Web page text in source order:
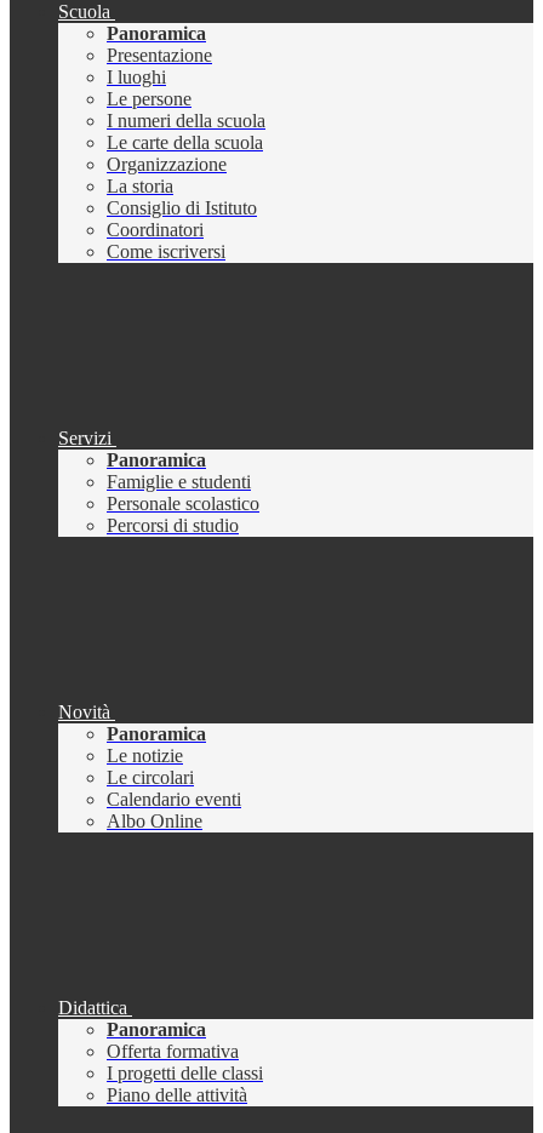
Scuola
Panoramica
Presentazione
I luoghi
Le persone
I numeri della scuola
Le carte della scuola
Organizzazione
La storia
Consiglio di Istituto
Coordinatori
Come iscriversi
Servizi
Panoramica
Famiglie e studenti
Personale scolastico
Percorsi di studio
Novità
Panoramica
Le notizie
Le circolari
Calendario eventi
Albo Online
Didattica
Panoramica
Offerta formativa
I progetti delle classi
Piano delle attività